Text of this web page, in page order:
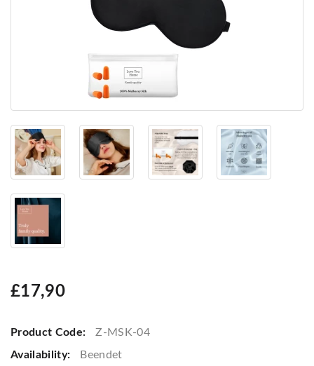
£17,90
Product Code:
Z-MSK-04
Availability:
Beendet